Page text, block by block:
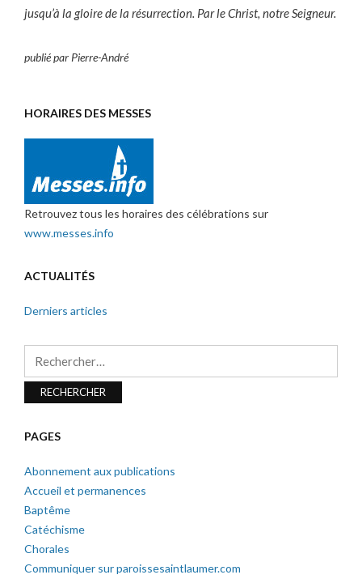
jusqu’à la gloire de la résurrection. Par le Christ, notre Seigneur.
publié par Pierre-André
HORAIRES DES MESSES
Retrouvez tous les horaires des célébrations sur
www.messes.info
ACTUALITÉS
Derniers articles
PAGES
Abonnement aux publications
Accueil et permanences
Baptême
Catéchisme
Chorales
Communiquer sur paroissesaintlaumer.com